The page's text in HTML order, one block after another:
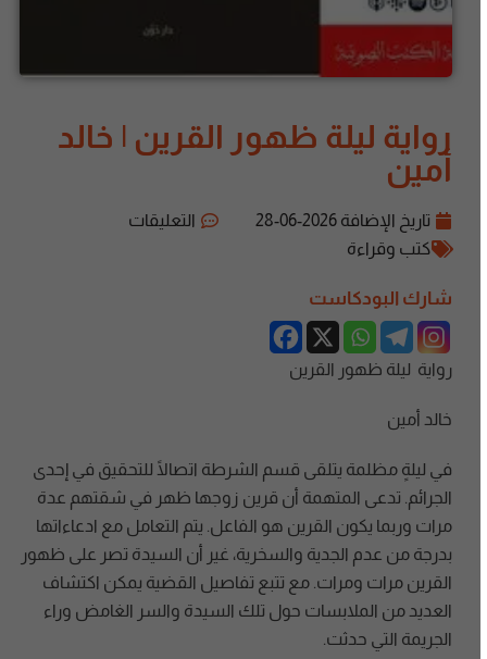
رواية ليلة ظهور القرين | خالد
أمين
تاريخ الإضافة2026-06-28
التعليقات
كتب وقراءة
شارك البودكاست
رواية ليلة ظهور القرين
خالد أمين
في ليلةٍ مظلمة يتلقى قسم الشرطة اتصالًا للتحقيق في إحدى
الجرائم. تدعى المتهمة أن قرين زوجها ظهر في شقتهم عدة
مرات وربما يكون القرين هو الفاعل. يتم التعامل مع ادعاءاتها
بدرجة من عدم الجدية والسخرية، غير أن السيدة تصر على ظهور
القرين مرات ومرات. مع تتبع تفاصيل القضية يمكن اكتشاف
العديد من الملابسات حول تلك السيدة والسر الغامض وراء
الجريمة التي حدثت.